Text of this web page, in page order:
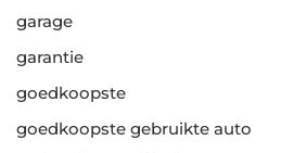
garage
garantie
goedkoopste
goedkoopste gebruikte auto